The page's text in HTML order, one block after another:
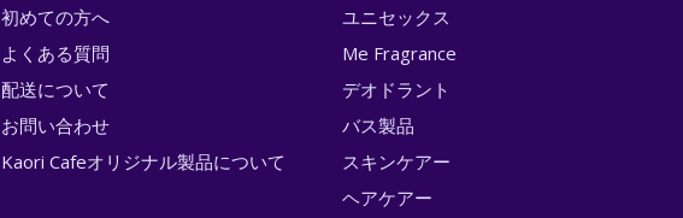
初めての方へ
よくある質問
配送について
お問い合わせ
Kaori Cafeオリジナル製品について
ユニセックス
Me Fragrance
デオドラント
バス製品
スキンケアー
ヘアケアー